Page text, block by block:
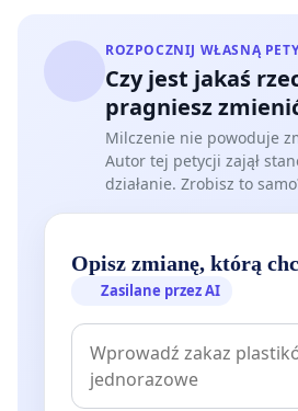
ROZPOCZNIJ WŁASNĄ
Czy jest jakaś
pragniesz
Milczenie nie powoduje
Autor tej petycji zajął
działanie. Zrobisz to
Opisz zmianę, którą
Zasilane przez AI